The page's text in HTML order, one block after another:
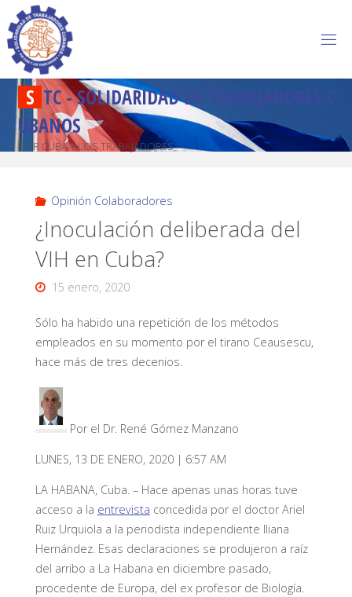
S TC-SOLIDARIDADD R A BAJADORES C
U BANOS
POR CUBA Y LOS TRABAJADORES
Opinión Colaboradores
¿Inoculación deliberada del
VIH en Cuba?
15 enero, 2020
Sólo ha habido una repetición de los métodos
empleados en su momento por el tirano Ceausescu,
hace más de tres decenios.
Por el Dr. René Gómez Manzano
LUNES, 13 DE ENERO, 2020 | 6:57 AM
LA HABANA, Cuba. – Hace apenas unas horas tuve
acceso a la entrevista concedida por el doctor Ariel
Ruiz Urquiola a la periodista independiente Iliana
Hernández. Esas declaraciones se produjeron a raíz
del arribo a La Habana en diciembre pasado,
procedente de Europa, del ex profesor de Biología.